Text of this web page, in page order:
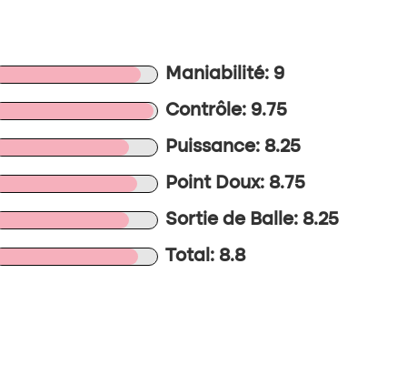
Maniabilité: 9
Contrôle: 9.75
Puissance: 8.25
Point Doux: 8.75
Sortie de Balle: 8.25
Total: 8.8